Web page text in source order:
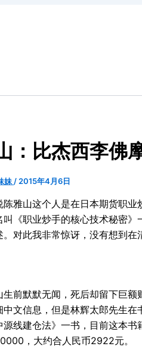
：比杰西李佛
妹 / 2015年4月6日
陈雅山这个人是在日本期货职
叫《职业炒手的核心技术秘密
。对此我非常惊讶，没有想到在
生前默默无闻，死后却留下巨额
中文信息，但是林辉太郎先生
源线建仓法》一书，目前这本
，大约合人民币2922元。